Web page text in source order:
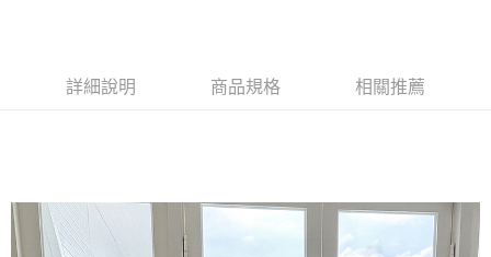
7-11付款後取貨-訂單滿 $2000 元即享免運服務-未滿則另收
$80 元物流費
詳細說明 商品規格 相關推薦